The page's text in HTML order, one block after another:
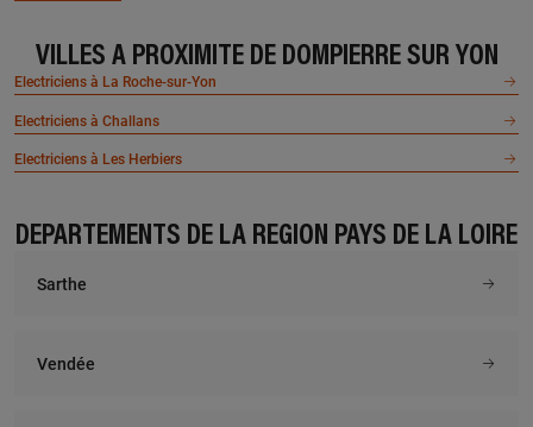
VILLES À PROXIMITÉ DE DOMPIERRE SUR YON
Electriciens à La Roche-sur-Yon
Electriciens à Challans
Electriciens à Les Herbiers
DÉPARTEMENTS DE LA RÉGION PAYS DE LA LOIRE
Sarthe
Vendée